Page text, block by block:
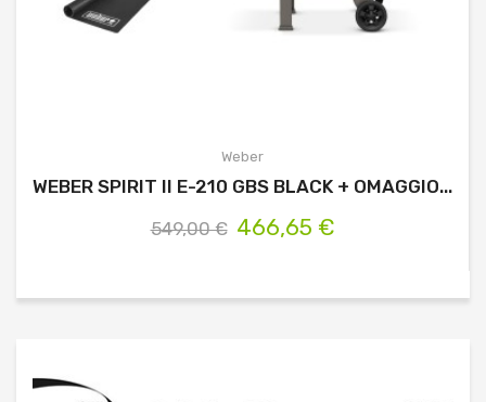
Weber
WEBER SPIRIT II E-210 GBS BLACK + OMAGGIO...
549,00 € 466,65 €